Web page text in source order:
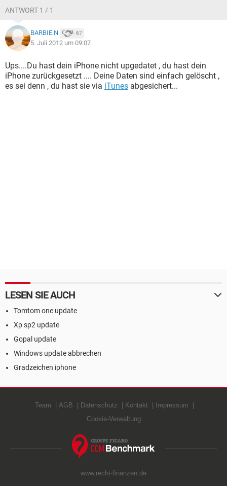
ANTWORT 1 / 1
BARBIE.N 67
5. Juli 2012 um 09:07
Ups....Du hast dein iPhone nicht upgedatet , du hast dein
iPhone zurückgesetzt .... Deine Daten sind einfach gelöscht ,
es sei denn , du hast sie via iTunes abgesichert...
LESEN SIE AUCH
Tomtom one update
Xp sp2 update
Gopal update
Windows update abbrechen
Gradzeichen iphone
Team AGB Datenschutz Kontakt
Impressum
Cookie-Verwaltung
www.recht-finanzen.de